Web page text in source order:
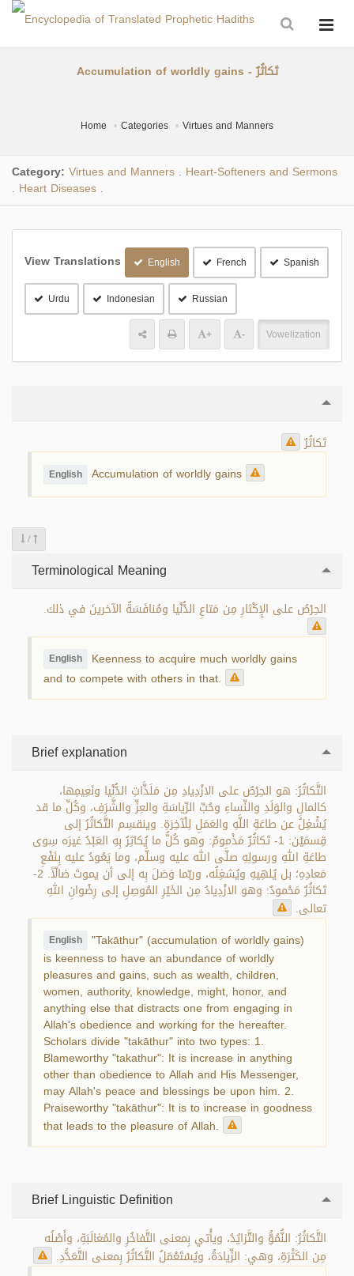
Accumulation of worldly gains - تَكاثُرٌ
Home Categories Virtues and Manners
Category: Virtues and Manners Heart-Softeners and Sermons
Heart Diseases
View Translations English French Spanish
Urdu Indonesian Russian
+ - Vowelization
تَكاثُرٌ
English Accumulation of worldly gains
/
Terminological Meaning
الحِرْصُ على الإِكْثارِ مِن مَتاعِ الدُّنْيا ومُنافَسَةُ الآخرينَ في ذلك.
English Keenness to acquire much worldly gains
and to compete with others in that.
Brief explanation
التَّكاثُرُ: هو الحِرْصُ على الازْدِيادِ مِن مَلَذَّاتِ الدُّنْيا ونَعِيمِها،
كالمالِ والوَلَدِ والنِّساءِ وحُبِّ الرِّياسَةِ والعِزِّ والشَّرَفِ، وكُلِّ ما قد
يُشْغِلُ عن طاعَةِ اللَّهِ والعَمَلِ لِلْآخِرَةِ. وينقسِم التَّكاثُرُ إلى
قِسمَيْن: 1- تَكاثُرٌ مَذْمومٌ: وهو كُلُّ ما يُكاثِرُ بِهِ العَبْدُ غيرَه سِوى
طاعَةِ اللهِ ورسولِهِ صلَّى الله عليه وسلَّم، وما يَعُودُ عليه بِنَفْعِ
مَعادِهِ؛ بل يُلهِيهِ ويُشغِلُه، وربّما وَصَلَ بِه إلى أن يموتَ ضالّاً. 2-
تَكاثُرٌ مَحْمودٌ: وهو الازْدِيادُ مِن الخَيْرِ المُوصِلِ إلى رِضْوانِ اللهِ
تعالى.
English "Takāthur" (accumulation of worldly gains)
is keenness to have an abundance of worldly
pleasures and gains, such as wealth, children,
women, authority, knowledge, might, honor, and
anything else that distracts one from engaging in
Allah's obedience and working for the hereafter.
Scholars divide "takāthur" into two types: 1.
Blameworthy "takathur": It is increase in anything
other than obedience to Allah and His Messenger,
may Allah's peace and blessings be upon him. 2.
Praiseworthy "takāthur": It is to increase in goodness
that leads to the pleasure of Allah.
Brief Linguistic Definition
التَّكاثُرُ: النُّمُوُّ والتَّزايُدُ، ويأْتي بِمعنى التَّفاخُرِ والمُغالَبَةِ، وأَصْلُه
مِن الكَثْرَةِ، وهي: الزِّيادَةُ، ويُسْتَعْمَلُ التَّكاثُرُ بِمعنى التَّعَدُّدِ.